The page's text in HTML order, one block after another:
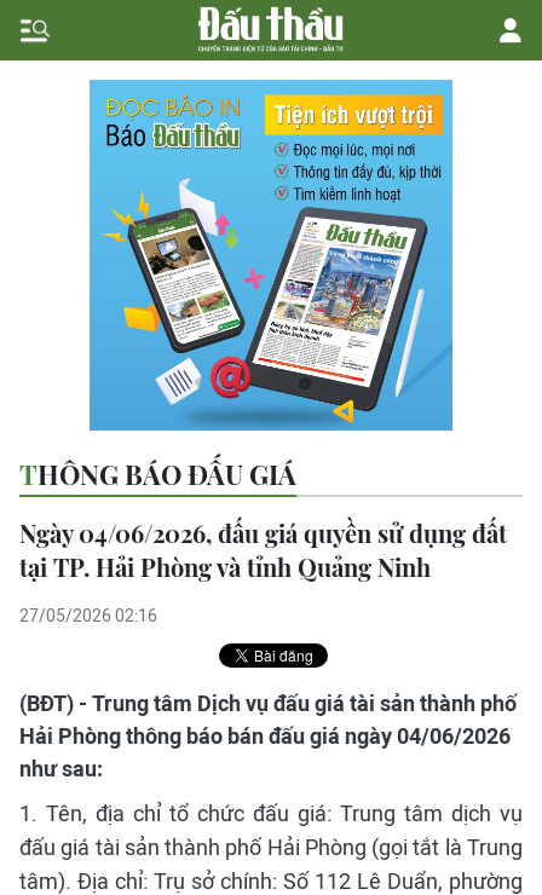
THÔNG BÁO ĐẤU GIÁ
Ngày 04/06/2026, đấu giá quyền sử dụng đất
tại TP. Hải Phòng và tỉnh Quảng Ninh
27/05/2026 02:16
(BĐT) - Trung tâm Dịch vụ đấu giá tài sản thành phố
Hải Phòng thông báo bán đấu giá ngày 04/06/2026
như sau:
1. Tên, địa chỉ tổ chức đấu giá: Trung tâm dịch vụ
đấu giá tài sản thành phố Hải Phòng (gọi tắt là Trung
tâm). Địa chỉ: Trụ sở chính: Số 112 Lê Duẩn, phường